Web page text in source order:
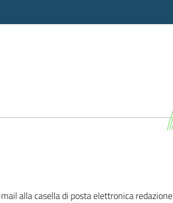
federato
alla casella di posta elettronica